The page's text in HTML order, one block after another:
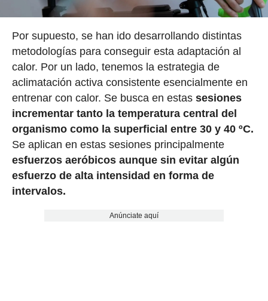
Por supuesto, se han ido desarrollando distintas
metodologías para conseguir esta adaptación al
calor. Por un lado, tenemos la estrategia de
aclimatación activa consistente esencialmente en
entrenar con calor. Se busca en estas sesiones
incrementar tanto la temperatura central del
organismo como la superficial entre 30 y 40 ºC.
Se aplican en estas sesiones principalmente
esfuerzos aeróbicos aunque sin evitar algún
esfuerzo de alta intensidad en forma de
intervalos.
Anúnciate aquí